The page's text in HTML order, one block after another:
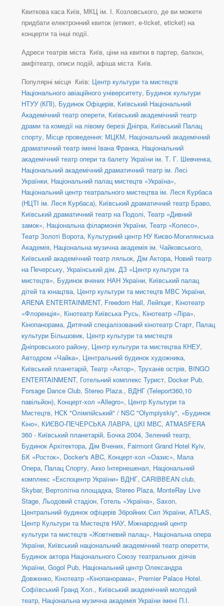
Квиткова каса Київ, МКЦ ім. І. Козловського, де ви можете
придбати електронний квиток (етикет, e-ticket, eticket) на
концерти та інші події.
Адреси театрів міста Київ, ціни на квитки в партер, балкон,
амфітеатр, описи подій, афіша міста Київ.
Популярні місця Київ: Центр культури та мистецтв
Національного авіаційного університету, Будинок культури
НТУУ (КПІ), Будинок Офіцерів, Київський Національний
Академічний театр оперети, Київський академічний театр
драми та комедії на лівому березі Дніпра, Київський Палац
спорту, Місце проведення: МЦКМ, Національний академічний
драматичний театр імені Івана Франка, Національний
академічний театр опери та балету України ім. Т. Г. Шевченка,
Національний академічний драматичний театр ім. Лесі
Українки, Національний палац мистецтв «Україна»,
Національний центр театрального мистецтва ім. Леся Курбаса
(НЦТІ ім. Леся Курбаса), Київський драматичний театр Браво,
Київський драматичний театр на Подолі, Театр «Дивний
замок», Національна філармонія України, Театр «Колесо»,
Театр Золоті Ворота, Культурний центр НУ Києво-Могилянська
Академія, Національна музична академія ім. Чайковського,
Київський академічний театр ляльок, Дім Актора, Новий театр
на Печерську, Український дім, ДЗ «Центр культури та
мистецтв», Будинок вчених НАН України, Київський палац
дітей та юнацтва, Центр культури та мистецтв МВС України,
ARENA ENTERTAINMENT, Freedom Hall, Лейпциг, Кінотеатр
«Флоренція», Кінотеатр Київська Русь, Кінотеатр «Ліра»,
Кінопанорама, Дитячий спеціалізований кінотеатр Старт, Палац
культури Більшовик, Центр культури та мистецтв
Дніпровського району, Центр культури та мистецтва КНЕУ,
Автодром «Чайка», Центральний будинок художника,
Київський планетарій, Театр «Актор», Труханів острів, BINGO
ENTERTAINMENT, Готельний комплекс Турист, Docker Pub,
Forsage Dance Club, Stereo Plaza., ВДНГ (Teleport360,10
павільйон), Концерт-хол «Allegro», Центр Культури та
Мистецтв, НСК "Олімпійський" / NSC "Olympiyskiy", «Будинок
Кіно», КИЄВО-ПЕЧЕРСЬКА ЛАВРА, ЦКІ МВС, ATMASFERA
360 - Київський планетарій, Бочка 2004, Зелений театр,
Будинок Архітектора, Дім Вчених, Fairmont Grand Hotel Kyiv,
БК «Росток», Docker's ABC, Концерт-хол «Оазис», Мала
Опера, Палац Спорту, Акко Інтернешенал, Національний
комплекс «Експоцентр України» ВДНГ, CARIBBEAN club,
Skybar, Вертолітна площадка, Stereo Plaza, MonteRay Live
Stage, Льодовий стадіон, Готель «Україна», Saxon,
Центральний будинок офіцерів Збройних Сил України, ATLAS,
Центр Культури та Мистецтв НАУ, Міжнародний центр
культури та мистецтв «Жовтневий палац», Національна опера
України, Київський національний академічний театр оперетти,
Будинок актора Національного Союзу театральних діячів
України, Gogol Pub, Національний центр Олександра
Довженко, Кінотеатр «Кінопанорама», Premier Palace Hotel.
Софіївський Гранд Хол., Київський академічний молодий
театр, Національна музична академія України імені П.І.